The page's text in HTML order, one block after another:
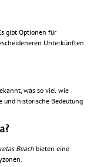
gibt Optionen für
Unterkünften
was so viel wie
und historische Bedeutung
Beach bieten eine